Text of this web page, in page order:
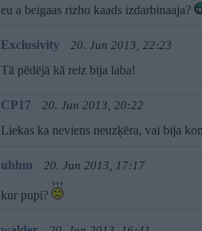
eu a beigaas rizho kaads izdarbinaaja?
Exclusivity 20. Jun 2013, 22:23
Tā pēdējā kā reiz bija laba!
CP17 20. Jun 2013, 20:22
Liekas ka neviens neuzķēra, vai bija
uhhm 20. Jun 2013, 17:17
kur pupi?